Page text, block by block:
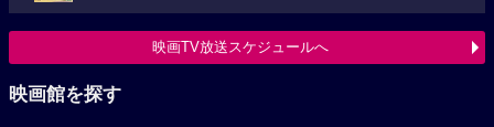
映画TV放送スケジュールへ
映画館を探す